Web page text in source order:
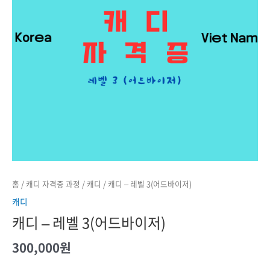
홈 / 캐디 자격증 과정 / 캐디 / 캐디 – 레벨 3(어드바이저)
캐디
캐디 – 레벨 3(어드바이저)
300,000원